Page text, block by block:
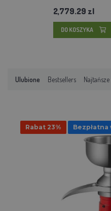
2,779.29 zl
DO KOSZYKA
Ulubione Bestsellers Najtańsze
Rabat 23% Bezpłatna